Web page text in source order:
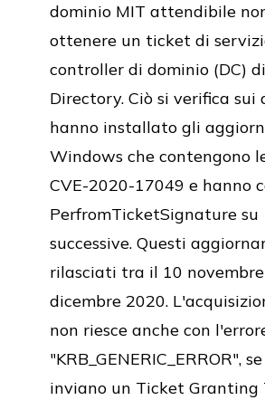
dominio MIT attendibile
ottenere un ticket di
controller di dominio (DC)
Directory. Ciò si verifica sui
hanno installato gli
Windows che contengono
CVE-2020-17049 e hanno
PerfromTicketSignature su
successive. Questi
rilasciati tra il 10
dicembre 2020.
non riesce anche con
"KRB_GENERIC_ERROR",
inviano un Ticket Granting